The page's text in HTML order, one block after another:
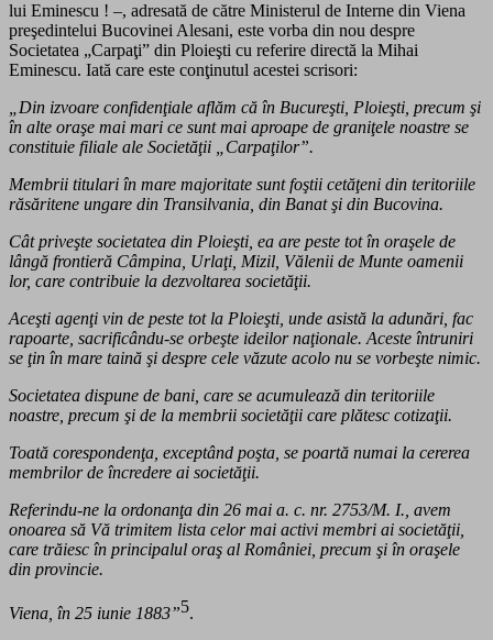
lui Eminescu ! –, adresată de către Ministerul de Interne din Viena
preşedintelui Bucovinei Alesani, este vorba din nou despre
Societatea „Carpaţi” din Ploieşti cu referire directă la Mihai
Eminescu. Iată care este conţinutul acestei scrisori:
„Din izvoare confidenţiale aflăm că în Bucureşti, Ploieşti, precum şi
în alte oraşe mai mari ce sunt mai aproape de graniţele noastre se
constituie filiale ale Societăţii „Carpaţilor”.
Membrii titulari în mare majoritate sunt foştii cetăţeni din teritoriile
răsăritene ungare din Transilvania, din Banat şi din Bucovina.
Cât priveşte societatea din Ploieşti, ea are peste tot în oraşele de
lângă frontieră Câmpina, Urlaţi, Mizil, Vălenii de Munte oamenii
lor, care contribuie la dezvoltarea societăţii.
Aceşti agenţi vin de peste tot la Ploieşti, unde asistă la adunări, fac
rapoarte, sacrificându-se orbeşte ideilor naţionale. Aceste întruniri
se ţin în mare taină şi despre cele văzute acolo nu se vorbeşte nimic.
Societatea dispune de bani, care se acumulează din teritoriile
noastre, precum şi de la membrii societăţii care plătesc cotizaţii.
Toată corespondenţa, exceptând poşta, se poartă numai la cererea
membrilor de încredere ai societăţii.
Referindu-ne la ordonanţa din 26 mai a. c. nr. 2753/M. I., avem
onoarea să Vă trimitem lista celor mai activi membri ai societăţii,
care trăiesc în principalul oraş al României, precum şi în oraşele
din provincie.
Viena, în 25 iunie 1883”5.